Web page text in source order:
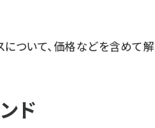
ついて、価格などを含めて解
ド